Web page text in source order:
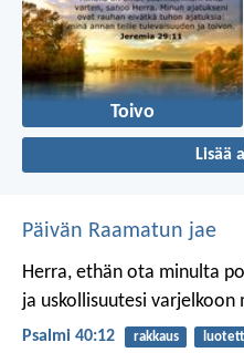
Toivo
Lisää
Päivän Raamatun jae
Herra, ethän ota minulta
ja uskollisuutesi varjelkoon
Psalmi 40:12 rakkaus